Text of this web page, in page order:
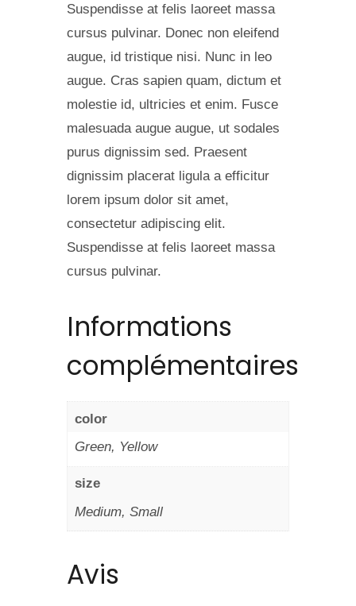
Suspendisse at felis laoreet massa
cursus pulvinar. Donec non eleifend
augue, id tristique nisi. Nunc in leo
augue. Cras sapien quam, dictum et
molestie id, ultricies et enim. Fusce
malesuada augue augue, ut sodales
purus dignissim sed. Praesent
dignissim placerat ligula a efficitur
lorem ipsum dolor sit amet,
consectetur adipiscing elit.
Suspendisse at felis laoreet massa
cursus pulvinar.
Informations
complémentaires
color
Green, Yellow
size
Medium, Small
Avis